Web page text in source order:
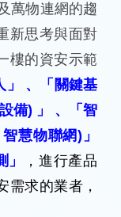
萬物連網的趨
新思考與面對
樓的資安示範
」 、「關鍵基
備) 」 、「智
慧物聯網)」
，進行產品
需求的業者，